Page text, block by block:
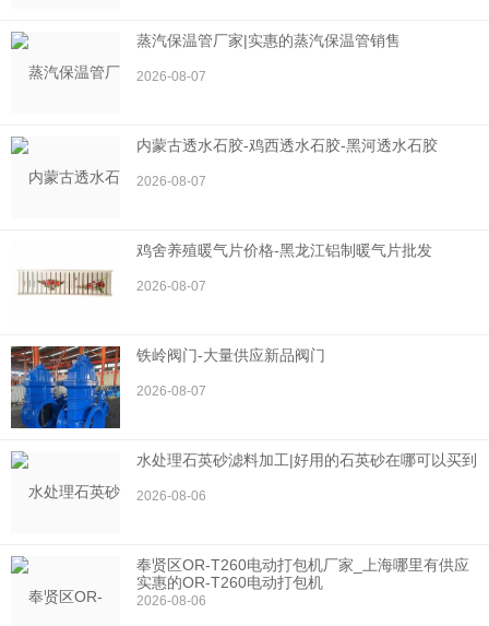
蒸汽保温管厂家|实惠的蒸汽保温管销售
2026-08-07
内蒙古透水石胶-鸡西透水石胶-黑河透水石胶
2026-08-07
鸡舍养殖暖气片价格-黑龙江铝制暖气片批发
2026-08-07
铁岭阀门-大量供应新品阀门
2026-08-07
水处理石英砂滤料加工|好用的石英砂在哪可以买到
2026-08-06
奉贤区OR-T260电动打包机厂家_上海哪里有供应
实惠的OR-T260电动打包机
2026-08-06